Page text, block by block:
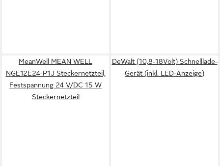
MeanWell MEAN WELL
NGE12E24-P1J Steckernetzteil,
Festspannung 24 V/DC 15 W
Steckernetzteil
DeWalt (10,8-18Volt) Schnelllade-
Gerät (inkl. LED-Anzeige)